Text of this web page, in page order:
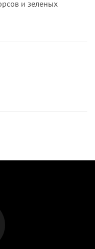
и зеленых